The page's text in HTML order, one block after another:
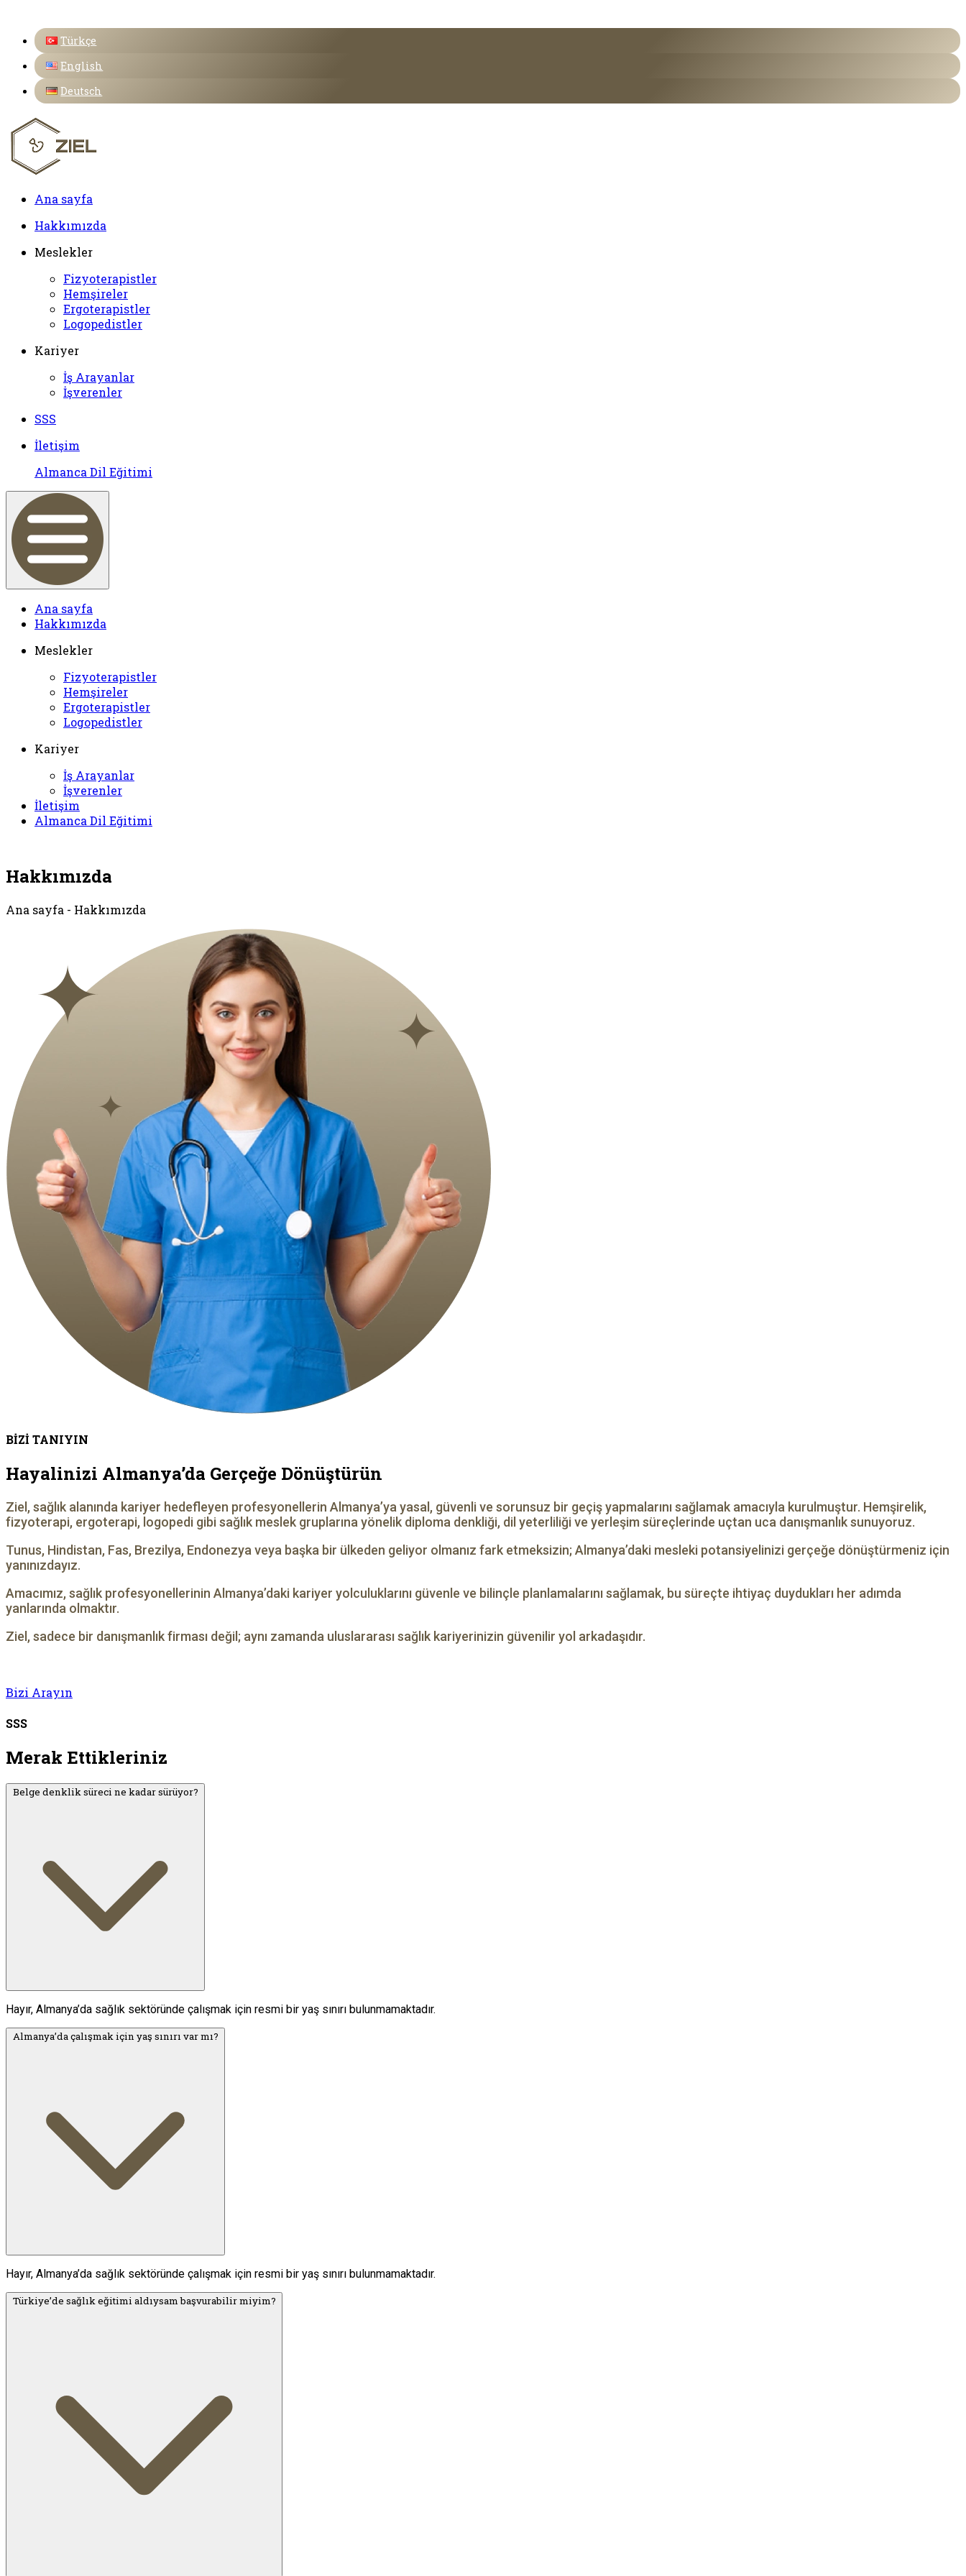
Türkçe
English
Deutsch
Ana sayfa
Hakkımızda
Meslekler
Fizyoterapistler
Hemşireler
Ergoterapistler
Logopedistler
Kariyer
İş Arayanlar
İşverenler
SSS
İletişim
Almanca Dil Eğitimi
Ana sayfa
Hakkımızda
Meslekler
Fizyoterapistler
Hemşireler
Ergoterapistler
Logopedistler
Kariyer
İş Arayanlar
İşverenler
İletişim
Almanca Dil Eğitimi
Hakkımızda
Ana sayfa - Hakkımızda
BİZİ TANIYIN
Hayalinizi Almanya’da Gerçeğe Dönüştürün
Ziel, sağlık alanında kariyer hedefleyen profesyonellerin Almanya’ya yasal, güvenli ve sorunsuz bir geçiş yapmalarını sağlamak amacıyla kurulmuştur. Hemşirelik,
fizyoterapi, ergoterapi, logopedi gibi sağlık meslek gruplarına yönelik diploma denkliği, dil yeterliliği ve yerleşim süreçlerinde uçtan uca danışmanlık sunuyoruz.
Tunus, Hindistan, Fas, Brezilya, Endonezya veya başka bir ülkeden geliyor olmanız fark etmeksizin; Almanya’daki mesleki potansiyelinizi gerçeğe dönüştürmeniz için
yanınızdayız.
Amacımız, sağlık profesyonellerinin Almanya’daki kariyer yolculuklarını güvenle ve bilinçle planlamalarını sağlamak, bu süreçte ihtiyaç duydukları her adımda
yanlarında olmaktır.
Ziel, sadece bir danışmanlık firması değil; aynı zamanda uluslararası sağlık kariyerinizin güvenilir yol arkadaşıdır.
Bizi Arayın
SSS
Merak Ettikleriniz
Belge denklik süreci ne kadar sürüyor?
Hayır, Almanya’da sağlık sektöründe çalışmak için resmi bir yaş sınırı bulunmamaktadır.
Almanya’da çalışmak için yaş sınırı var mı?
Hayır, Almanya’da sağlık sektöründe çalışmak için resmi bir yaş sınırı bulunmamaktadır.
Türkiye’de sağlık eğitimi aldıysam başvurabilir miyim?